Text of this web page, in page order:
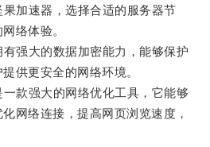
加速器，选择合适的服务器节
络体验。
大的数据加密能力，能够保护
供更安全的网络环境。
强大的网络优化工具，它能够
网络连接，提高网页浏览速度，